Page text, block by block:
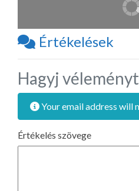
Értékelések
Hagyj véleményt
Your email address will
Értékelés szövege